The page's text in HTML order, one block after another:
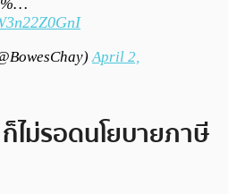
April 2,
ม่รอดนโยบายภาษี